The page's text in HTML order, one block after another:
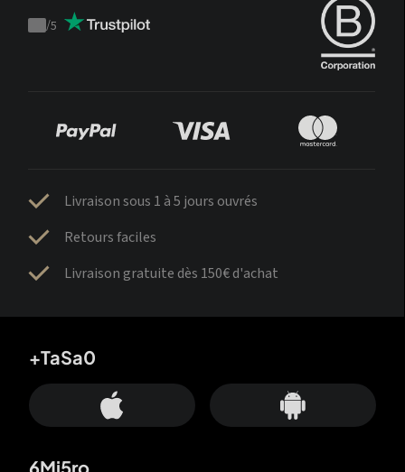
Trustpilot
/5
Livraison sous 1 à 5 jours ouvrés
Retours faciles
Livraison gratuite dès 150€ d'achat
+TaSa0
6Mi5ro